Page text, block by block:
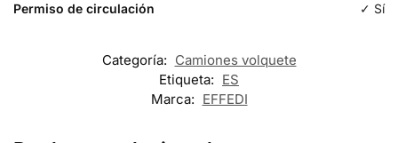
Permiso de circulación ✓ Sí
Categoría: Camiones volquete
Etiqueta: ES
Marca: EFFEDI